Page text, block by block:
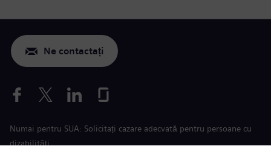
Ne contactați
Numai pentru SUA: Solicitați cazare adecvată pentru persoane cu
dizabilități